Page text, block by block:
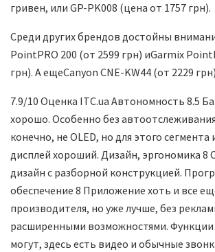
гривен, или GP-PK008 (цена от 1757 грн).
Среди других брендов достойны
PointPRO 200 (от 2599 грн) иGarmix
грн). А ещеCanyon CNE-KW44 (от 2229
7.9/10 Оценка ITC.ua Автономность 8.5
хорошо. Особенно без
конечно, не OLED, но для этого сегмента
дисплей хороший. Дизайн, эргономика 8
дизайн с разборной конструкцией.
обеспечение 8 Приложение хоть и все
производителя, но уже лучше, без
расширенными возможностями. Функции
могут, здесь есть видео и обычные